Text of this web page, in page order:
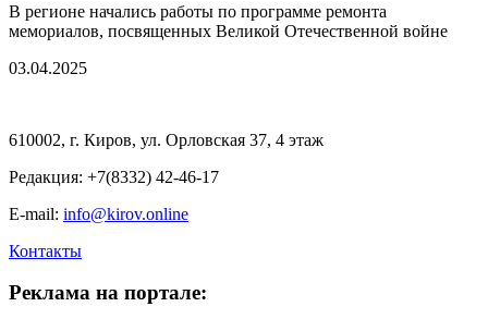
В регионе начались работы по программе ремонта
мемориалов, посвященных Великой Отечественной войне
03.04.2025
610002, г. Киров, ул. Орловская 37, 4 этаж
Редакция: +7(8332) 42-46-17
E-mail: info@kirov.online
Контакты
Реклама на портале: